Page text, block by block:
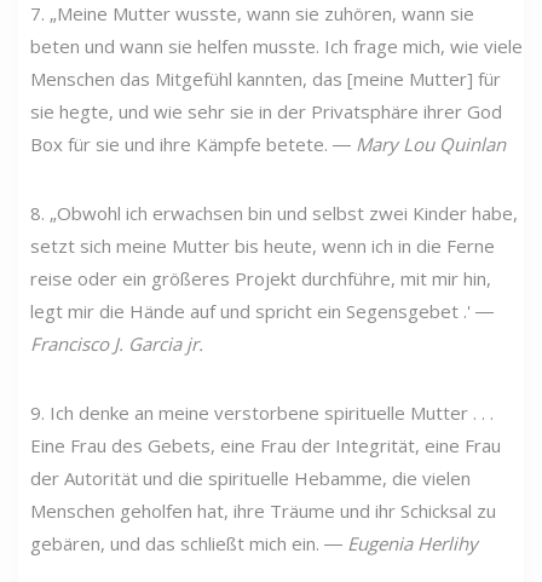
7. „Meine Mutter wusste, wann sie zuhören, wann sie
beten und wann sie helfen musste. Ich frage mich, wie viele
Menschen das Mitgefühl kannten, das [meine Mutter] für
sie hegte, und wie sehr sie in der Privatsphäre ihrer God
Box für sie und ihre Kämpfe betete. ― Mary Lou Quinlan
8. „Obwohl ich erwachsen bin und selbst zwei Kinder habe,
setzt sich meine Mutter bis heute, wenn ich in die Ferne
reise oder ein größeres Projekt durchführe, mit mir hin,
legt mir die Hände auf und spricht ein Segensgebet .' ―
Francisco J. Garcia jr.
9. Ich denke an meine verstorbene spirituelle Mutter . . .
Eine Frau des Gebets, eine Frau der Integrität, eine Frau
der Autorität und die spirituelle Hebamme, die vielen
Menschen geholfen hat, ihre Träume und ihr Schicksal zu
gebären, und das schließt mich ein. ― Eugenia Herlihy